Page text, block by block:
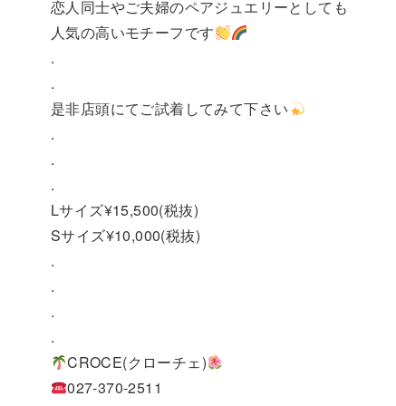
恋人同士やご夫婦のペアジュエリーとしても
人気の高いモチーフです
.
.
是非店頭にてご試着してみて下さい
.
.
.
Lサイズ¥15,500(税抜)
Sサイズ¥10,000(税抜)
.
.
.
.
CROCE(クローチェ)
027-370-2511